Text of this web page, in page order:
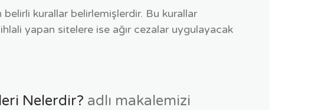
belirli kurallar belirlemişlerdir. Bu kurallar
yapan sitelere ise ağır cezalar uygulayacak
Nelerdir? adlı makalemizi